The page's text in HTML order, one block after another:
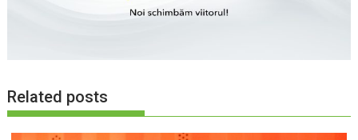
Related posts